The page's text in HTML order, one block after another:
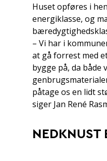
Huset opføres i
energiklasse, og
– Vi har i
at gå forrest med
bygge på, da
påtage os en lidt
siger Jan René
NEDKNUST